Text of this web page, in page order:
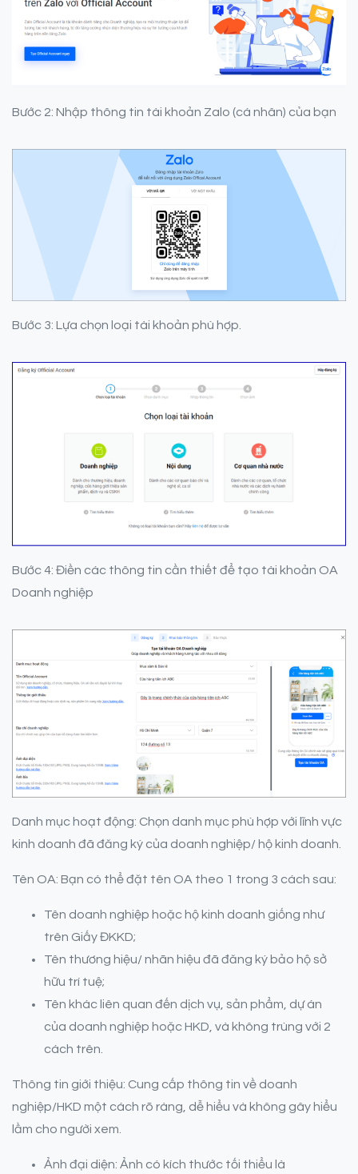
Bước 2: Nhập thông tin tài khoản Zalo (cá nhân) của bạn
Bước 3: Lựa chọn loại tài khoản phù hợp.
Bước 4: Điền các thông tin cần thiết để tạo tài khoản OA
Doanh nghiệp
Danh mục hoạt động: Chọn danh mục phù hợp với lĩnh vực
kinh doanh đã đăng ký của doanh nghiệp/ hộ kinh doanh.
Tên OA: Bạn có thể đặt tên OA theo 1 trong 3 cách sau:
Tên doanh nghiệp hoặc hộ kinh doanh giống như
trên Giấy ĐKKD;
Tên thương hiệu/ nhãn hiệu đã đăng ký bảo hộ sở
hữu trí tuệ;
Tên khác liên quan đến dịch vụ, sản phẩm, dự án
của doanh nghiệp hoặc HKD, và không trùng với 2
cách trên.
Thông tin giới thiệu: Cung cấp thông tin về doanh
nghiệp/HKD một cách rõ ràng, dễ hiểu và không gây hiểu
lầm cho người xem.
Ảnh đại diện: Ảnh có kích thước tối thiểu là